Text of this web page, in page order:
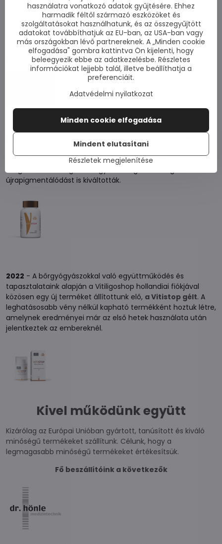
Terjeszkedés egész Európában
- Létrehoztuk és piacra dobtuk a Vitistop tablettát
amely Extramel és más fontos összetevőket tartalmaz,
amelyek a vitiligo terjedésének lassítására vagy
megállítására szolgálnak. Egyes betegeknél magát az
újrapigmentálódást is kiváltották.
2022 - A bőrgyógyászokkal való együttműködés és
tapasztalataink alapján a Vitiligoshop hollandiai fiókjával
közösen egy új terméket állítottunk elő, a Vitistop gélt. A
leghatásosabb vény nélkül kapható termékként hoztuk létre,
amelynek eredményei már az első hetek használata után
jelentkeztek az embereknél.
Kivel működünk együtt
Kizárólag az Európai Unióban gyártott, tanúsított és kiváló
minőségű termékeket szállítunk. Célunk, hogy a
legmagasabb minőségű termékeket értékesítsük.
Fő beszállítóink a következők
használatra vonatkozó adatok gyűjtésére. Ehhez
harmadik féltől származó eszközöket és
szolgáltatásokat használhatunk, és az összegyűjtött
adatokat továbbíthatjuk az EU-ban, az USA-ban vagy
más országokban lévő partnereknek. A „Minden cookie
elfogadása" gombra kattintva Ön kijelenti, hogy
beleegyezik ebbe az adatkezelésbe. Részletes
információkat lejjebb talál, illetve beállíthatja a
preferenciáit.
Adatvédelmi nyilatkozat
Részletek megjelenítése
Minden cookie elfogadása
Mindent elutasítani